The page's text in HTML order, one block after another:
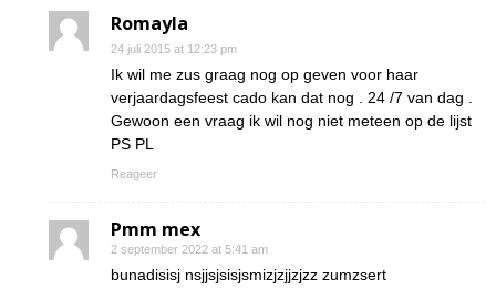
Romayla
24 juli 2015 at 12:23 pm
Ik wil me zus graag nog op geven voor haar
verjaardagsfeest cado kan dat nog . 24 /7 van dag .
Gewoon een vraag ik wil nog niet meteen op de lijst
PS PL
Reageer
Pmm mex
2 september 2022 at 5:41 am
bunadisisj nsjjsjsisjsmizjzjjzjzz zumzsert